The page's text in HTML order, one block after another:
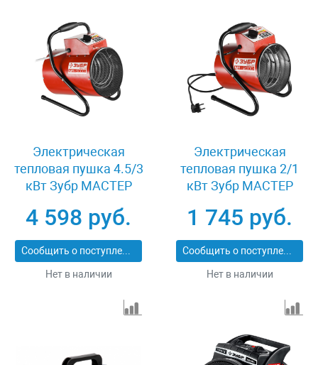
Электрическая
тепловая пушка 4.5/3
кВт Зубр МАСТЕР
5000
4 598 руб.
Сообщить о поступлении
Нет в наличии
Электрическая
тепловая пушка 2/1
кВт Зубр МАСТЕР
2000
1 745 руб.
Сообщить о поступлении
Нет в наличии